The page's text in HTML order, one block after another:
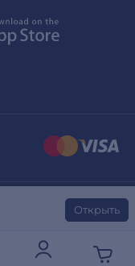
Открыть